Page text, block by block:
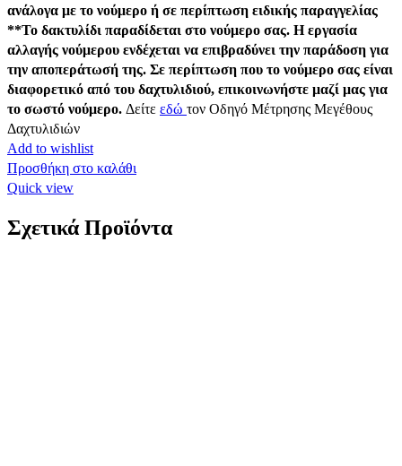
ανάλογα με το νούμερο ή σε περίπτωση ειδικής παραγγελίας
**Το δακτυλίδι παραδίδεται στο νούμερο σας. Η εργασία
αλλαγής νούμερου ενδέχεται να επιβραδύνει την παράδοση για
την αποπεράτωσή της. Σε περίπτωση που το νούμερο σας είναι
διαφορετικό από του δαχτυλιδιού, επικοινωνήστε μαζί μας για
το σωστό νούμερο. Δείτε εδώ τον Οδηγό Μέτρησης Μεγέθους
Δαχτυλιδιών
Add to wishlist
Προσθήκη στο καλάθι
Quick view
Σχετικά Προϊόντα